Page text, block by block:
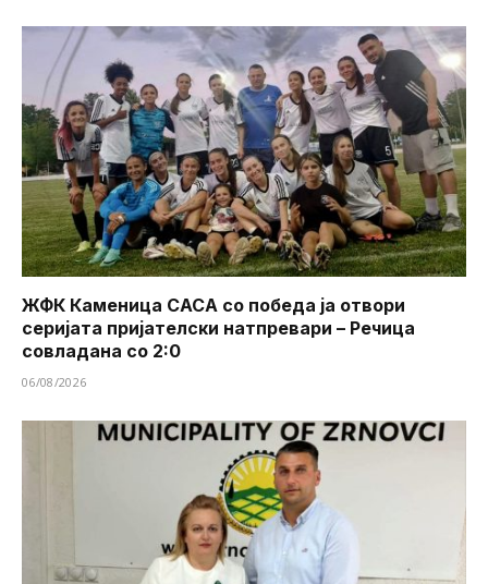
ЖФК Каменица САСА со победа ја отвори
серијата пријателски натпревари – Речица
совладана со 2:0
06/08/2026